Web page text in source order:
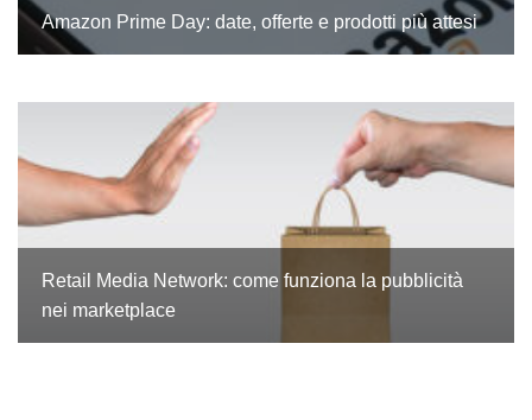
Amazon Prime Day: date, offerte e prodotti più attesi
Retail Media Network: come funziona la pubblicità
nei marketplace